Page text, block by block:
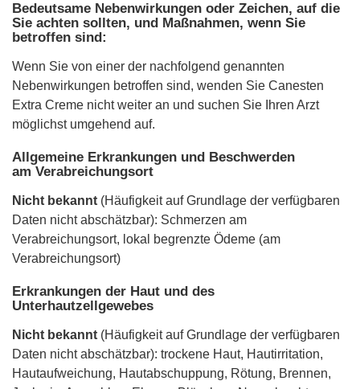
Bedeutsame Nebenwirkungen oder Zeichen, auf die
Sie achten sollten, und Maßnahmen, wenn Sie
betroffen sind:
Wenn Sie von einer der nachfolgend genannten
Nebenwirkungen betroffen sind, wenden Sie Canesten
Extra Creme nicht weiter an und suchen Sie Ihren Arzt
möglichst umgehend auf.
Allgemeine Erkrankungen und Beschwerden
am Verabreichungsort
Nicht bekannt (Häufigkeit auf Grundlage der verfügbaren
Daten nicht abschätzbar): Schmerzen am
Verabreichungsort, lokal begrenzte Ödeme (am
Verabreichungsort)
Erkrankungen der Haut und des
Unterhautzellgewebes
Nicht bekannt (Häufigkeit auf Grundlage der verfügbaren
Daten nicht abschätzbar): trockene Haut, Hautirritation,
Hautaufweichung, Hautabschuppung, Rötung, Brennen,